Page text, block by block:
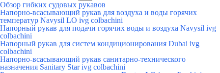
Обзор гибких судовых рукавов
Напорно-всасывающий рукав для воздуха и воды горячих
температур Navysil LO ivg colbachini
Напорный рукав для подачи горячих воды и воздуха Navysil ivg
colbachini
Напорный рукав для систем кондиционирования Dubai ivg
colbachini
Напорно-всасывающий рукав санитарно-технического
назначения Sanitary Star ivg colbachini